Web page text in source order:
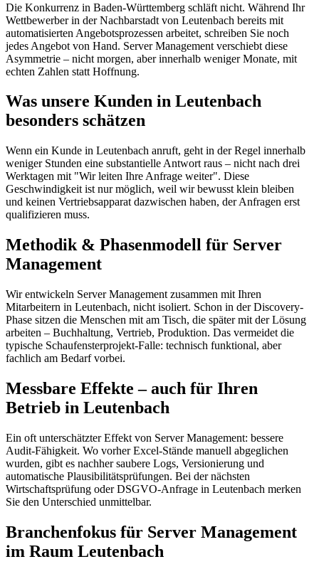
Die Konkurrenz in Baden-Württemberg schläft nicht. Während Ihr
Wettbewerber in der Nachbarstadt von Leutenbach bereits mit
automatisierten Angebotsprozessen arbeitet, schreiben Sie noch
jedes Angebot von Hand. Server Management verschiebt diese
Asymmetrie – nicht morgen, aber innerhalb weniger Monate, mit
echten Zahlen statt Hoffnung.
Was unsere Kunden in Leutenbach
besonders schätzen
Wenn ein Kunde in Leutenbach anruft, geht in der Regel innerhalb
weniger Stunden eine substantielle Antwort raus – nicht nach drei
Werktagen mit "Wir leiten Ihre Anfrage weiter". Diese
Geschwindigkeit ist nur möglich, weil wir bewusst klein bleiben
und keinen Vertriebsapparat dazwischen haben, der Anfragen erst
qualifizieren muss.
Methodik & Phasenmodell für Server
Management
Wir entwickeln Server Management zusammen mit Ihren
Mitarbeitern in Leutenbach, nicht isoliert. Schon in der Discovery-
Phase sitzen die Menschen mit am Tisch, die später mit der Lösung
arbeiten – Buchhaltung, Vertrieb, Produktion. Das vermeidet die
typische Schaufensterprojekt-Falle: technisch funktional, aber
fachlich am Bedarf vorbei.
Messbare Effekte – auch für Ihren
Betrieb in Leutenbach
Ein oft unterschätzter Effekt von Server Management: bessere
Audit-Fähigkeit. Wo vorher Excel-Stände manuell abgeglichen
wurden, gibt es nachher saubere Logs, Versionierung und
automatische Plausibilitätsprüfungen. Bei der nächsten
Wirtschaftsprüfung oder DSGVO-Anfrage in Leutenbach merken
Sie den Unterschied unmittelbar.
Branchenfokus für Server Management
im Raum Leutenbach